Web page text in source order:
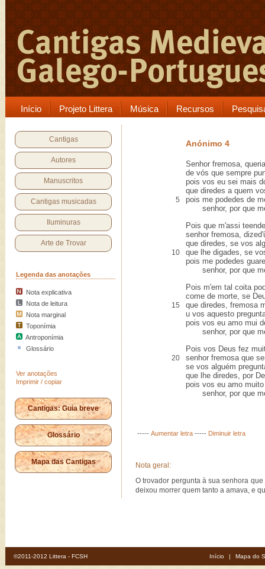
Início Projeto Littera Música Recursos
Cantigas
Autores
Manuscritos
Cantigas musicadas
Iluminuras
Arte de Trovar
Legenda das anotações
Nota explicativa
Nota de leitura
Nota marginal
Toponímia
Antroponímia
Glossário
Ver anotações
Imprimir / copiar
Cantigas: Guia breve
Glossário
Mapa das Cantigas
Anónimo 4
Senhor fremosa,
de vós que sempre
pois vos eu sei mais
que diredes a quem
5
pois me podedes de
senhor, por que
Pois que m'assi
senhor fremosa,
que diredes, se vos
10
que lhe digades, se
pois me podedes
senhor, por que
Pois m'em tal coita
come de morte, se
15
que diredes, fremosa
u vos aquesto
pois vos eu amo mui
senhor, por que
Pois vos Deus fez
20
senhor fremosa que
se vos alguém
que lhe diredes, por
pois vos eu amo
senhor, por que
----- Aumentar letra ----- Diminuir letra
Nota geral:
O trovador pergunta à sua senhora
deixou morrer quem tanto a amava, e
©2011-2012 Littera - FCSH Início | Mapa do